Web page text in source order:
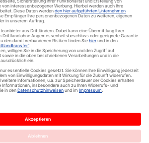
elektrische Fußbodenheizung, elektrische
und elektrische Heizsysteme. © 2024
On GmbH / Bodenheizung-24